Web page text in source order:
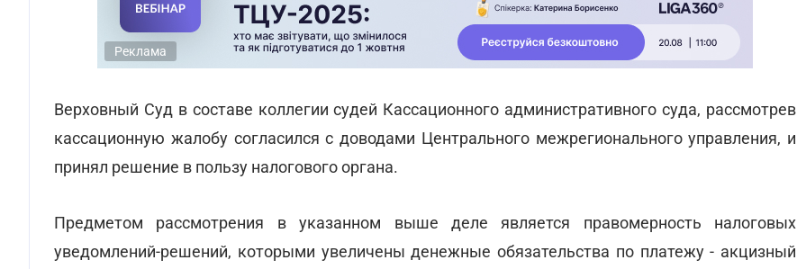
Реклама
Верховный Суд в составе коллегии судей Кассационного административного суда, рассмотрев
кассационную жалобу согласился с доводами Центрального межрегионального управления, и
принял решение в пользу налогового органа.
Предметом рассмотрения в указанном выше деле является правомерность налоговых
уведомлений-решений, которыми увеличены денежные обязательства по платежу - акцизный